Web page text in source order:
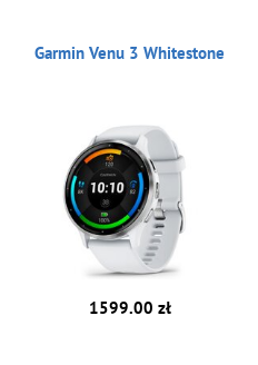
Garmin Venu 3 Whitestone
1599.00 zł